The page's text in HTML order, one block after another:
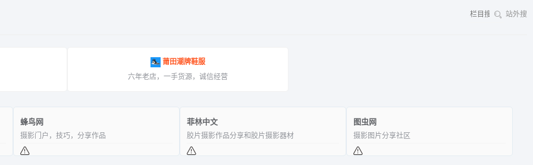
站外搜
莆田潮牌鞋服
六年老店，一手货源，诚信经营
蜂鸟网
摄影门户，技巧，分享作品
菲林中文
胶片摄影作品分享和胶片摄影器材
图虫网
摄影图片分享社区